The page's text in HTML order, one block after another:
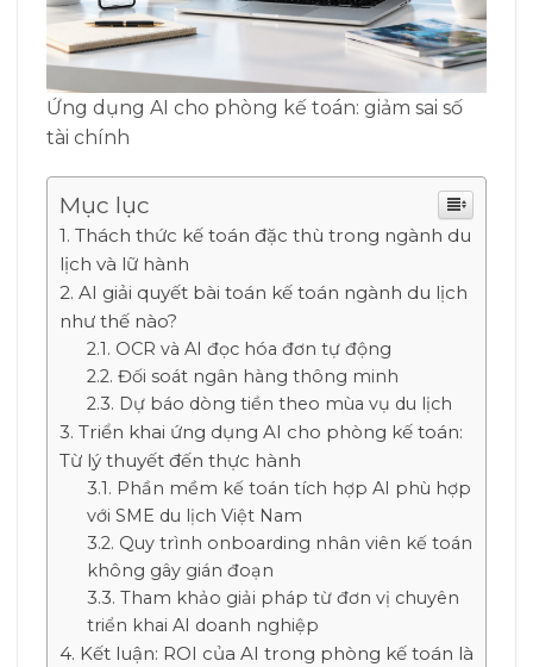
Ứng dụng AI cho phòng kế toán: giảm sai số
tài chính
Mục lục
Thách thức kế toán đặc thù trong ngành du
lịch và lữ hành
AI giải quyết bài toán kế toán ngành du lịch
như thế nào?
OCR và AI đọc hóa đơn tự động
Đối soát ngân hàng thông minh
Dự báo dòng tiền theo mùa vụ du lịch
Triển khai ứng dụng AI cho phòng kế toán:
Từ lý thuyết đến thực hành
Phần mềm kế toán tích hợp AI phù hợp
với SME du lịch Việt Nam
Quy trình onboarding nhân viên kế toán
không gây gián đoạn
Tham khảo giải pháp từ đơn vị chuyên
triển khai AI doanh nghiệp
Kết luận: ROI của AI trong phòng kế toán là